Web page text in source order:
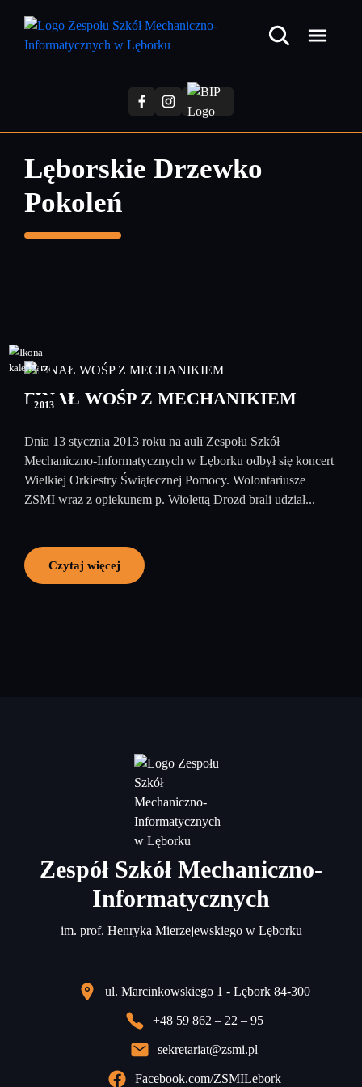
treści
Lęborskie Drzewko
Pokoleń
14
2013
FINAŁ WOŚP Z MECHANIKIEM
Dnia 13 stycznia 2013 roku na auli Zespołu Szkół
Mechaniczno-Informatycznych w Lęborku odbył się koncert
Wielkiej Orkiestry Świątecznej Pomocy. Wolontariusze
ZSMI wraz z opiekunem p. Wiolettą Drozd brali udział...
Czytaj więcej
Zespół Szkół Mechaniczno-
Informatycznych
im. prof. Henryka Mierzejewskiego w Lęborku
ul. Marcinkowskiego 1 - Lębork 84-300
+48 59 862 – 22 – 95
sekretariat@zsmi.pl
Facebook.com/ZSMILebork